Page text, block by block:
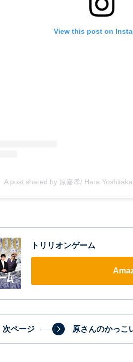
View this post on
A post shared by 原嘉孝/ Hara
トリリオンゲーム
次ページ 原さんのかっこ